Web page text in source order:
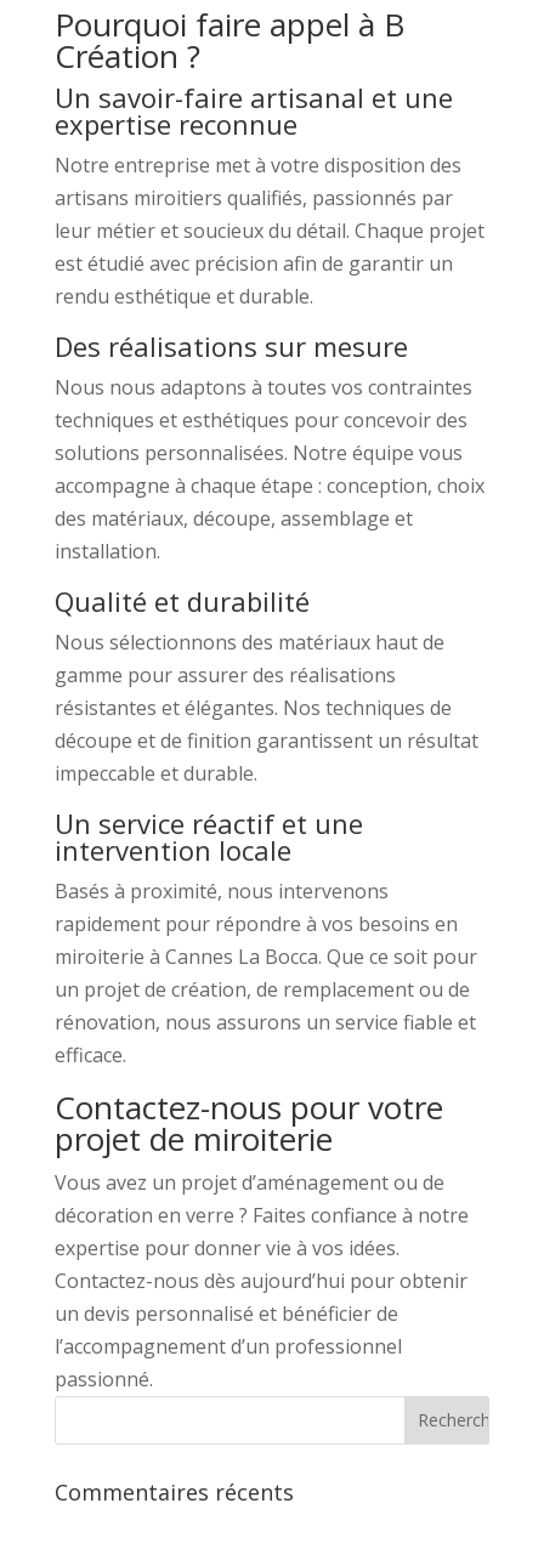
Pourquoi faire appel à B
Création ?
Un savoir-faire artisanal et une
expertise reconnue
Notre entreprise met à votre disposition des
artisans miroitiers qualifiés, passionnés par
leur métier et soucieux du détail. Chaque projet
est étudié avec précision afin de garantir un
rendu esthétique et durable.
Des réalisations sur mesure
Nous nous adaptons à toutes vos contraintes
techniques et esthétiques pour concevoir des
solutions personnalisées. Notre équipe vous
accompagne à chaque étape : conception, choix
des matériaux, découpe, assemblage et
installation.
Qualité et durabilité
Nous sélectionnons des matériaux haut de
gamme pour assurer des réalisations
résistantes et élégantes. Nos techniques de
découpe et de finition garantissent un résultat
impeccable et durable.
Un service réactif et une
intervention locale
Basés à proximité, nous intervenons
rapidement pour répondre à vos besoins en
miroiterie à Cannes La Bocca. Que ce soit pour
un projet de création, de remplacement ou de
rénovation, nous assurons un service fiable et
efficace.
Contactez-nous pour votre
projet de miroiterie
Vous avez un projet d’aménagement ou de
décoration en verre ? Faites confiance à notre
expertise pour donner vie à vos idées.
Contactez-nous dès aujourd’hui pour obtenir
un devis personnalisé et bénéficier de
l’accompagnement d’un professionnel
passionné.
Commentaires récents